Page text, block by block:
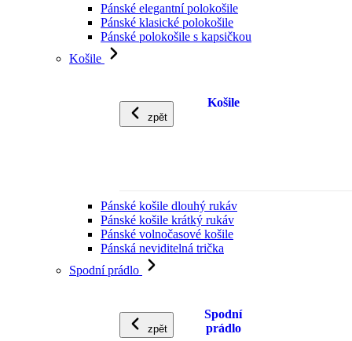
Pánské elegantní polokošile
Pánské klasické polokošile
Pánské polokošile s kapsičkou
Košile
zpět
Košile
Pánské košile dlouhý rukáv
Pánské košile krátký rukáv
Pánské volnočasové košile
Pánská neviditelná trička
Spodní prádlo
zpět
Spodní
prádlo